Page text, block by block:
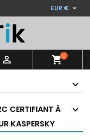
EUR € 
 shopping_cart0
CERTIFIANT À
KASPERSKY
×
×
×
une liste d'envies
×
des produits